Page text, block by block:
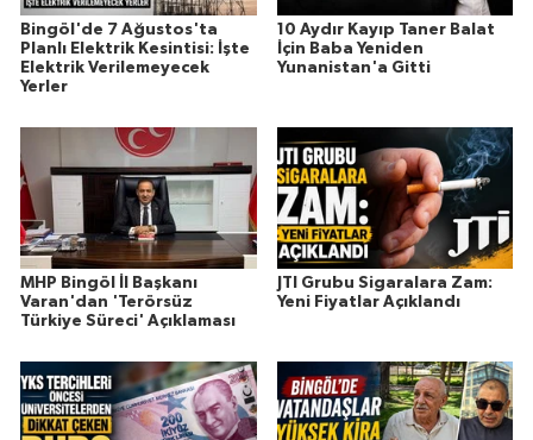
Bingöl'de 7 Ağustos'ta
Planlı Elektrik Kesintisi: İşte
Elektrik Verilemeyecek
Yerler
10 Aydır Kayıp Taner Balat
İçin Baba Yeniden
Yunanistan'a Gitti
MHP Bingöl İl Başkanı
Varan'dan 'Terörsüz
Türkiye Süreci' Açıklaması
JTI Grubu Sigaralara Zam:
Yeni Fiyatlar Açıklandı